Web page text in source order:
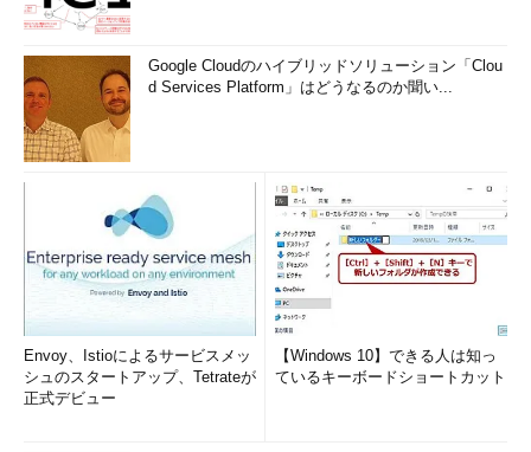
Google Cloudのハイブリッドソリューション「Clou
d Services Platform」はどうなるのか聞い...
Envoy、Istioによるサービスメッ
シュのスタートアップ、Tetrateが
正式デビュー
【Windows 10】できる人は知っ
ているキーボードショートカット